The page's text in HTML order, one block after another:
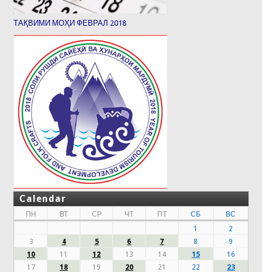
ТАҚВИМИ МОҲИ ФЕВРАЛ 2018
Calendar
ПН ВТ СР ЧТ ПТ СБ
ВС
1
2
3
4 5 6 7 8
9
10
11 12 13 14 15
16
17
18 19 20 21 22
23